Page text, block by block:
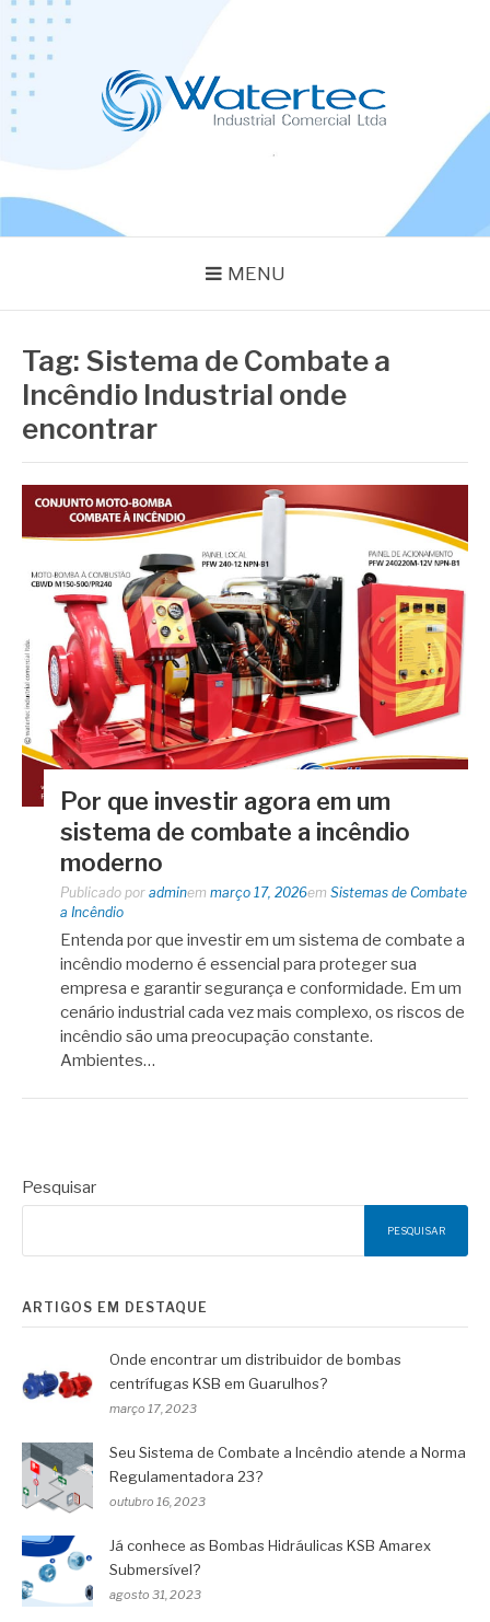
Pular
para
conteúdo
MENU
Tag: Sistema de Combate a
Incêndio Industrial onde
encontrar
Por que investir agora em um
sistema de combate a incêndio
moderno
Publicado por adminem março 17, 2026em Sistemas de Combate
a Incêndio
Entenda por que investir em um sistema de combate a
incêndio moderno é essencial para proteger sua
empresa e garantir segurança e conformidade. Em um
cenário industrial cada vez mais complexo, os riscos de
incêndio são uma preocupação constante.
Ambientes…
Pesquisar
PESQUISAR
ARTIGOS EM DESTAQUE
Onde encontrar um distribuidor de bombas
centrífugas KSB em Guarulhos?
março 17, 2023
Seu Sistema de Combate a Incêndio atende a Norma
Regulamentadora 23?
outubro 16, 2023
Já conhece as Bombas Hidráulicas KSB Amarex
Submersível?
agosto 31, 2023